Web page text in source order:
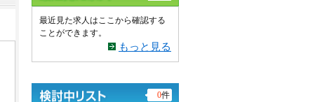
最近見た求人はここから確認する
ことができます。
もっと見る
0件